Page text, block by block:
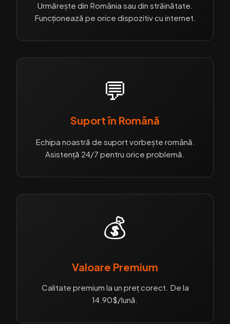
Urmărește din România sau din străinătate.
Funcționează pe orice dispozitiv cu internet.
💬
Suport în Română
Echipa noastră de suport vorbește română.
Asistență 24/7 pentru orice problemă.
💰
Valoare Premium
Calitate premium la un preț corect. De la
14.90$/lună.